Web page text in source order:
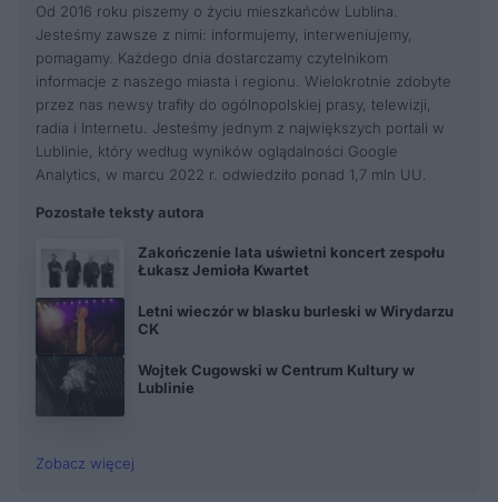
Od 2016 roku piszemy o życiu mieszkańców Lublina.
Jesteśmy zawsze z nimi: informujemy, interweniujemy,
pomagamy. Każdego dnia dostarczamy czytelnikom
informacje z naszego miasta i regionu. Wielokrotnie zdobyte
przez nas newsy trafiły do ogólnopolskiej prasy, telewizji,
radia i Internetu. Jesteśmy jednym z największych portali w
Lublinie, który według wyników oglądalności Google
Analytics, w marcu 2022 r. odwiedziło ponad 1,7 mln UU.
Pozostałe teksty autora
Zakończenie lata uświetni koncert zespołu
Łukasz Jemioła Kwartet
Letni wieczór w blasku burleski w Wirydarzu
CK
Wojtek Cugowski w Centrum Kultury w
Lublinie
Zobacz więcej